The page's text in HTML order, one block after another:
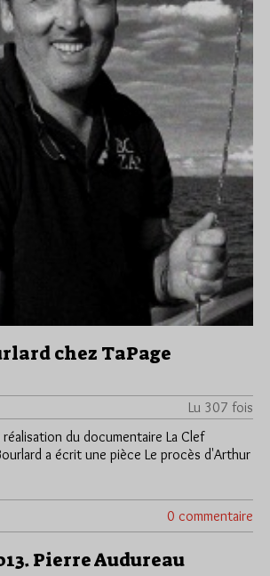
chez TaPage
Lu 307 fois
du documentaire La Clef
a écrit une pièce Le procès d'Arthur
0 commentaire
Pierre Audureau